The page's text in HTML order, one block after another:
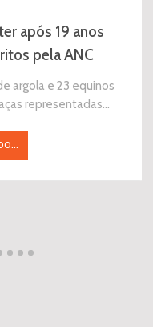
após 19 anos
pela ANC
argola e 23 equinos
representadas…